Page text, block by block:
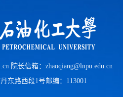
院长信箱：zhaoqiang@lnpu.edu.cn
东路西段1号 邮编：113001